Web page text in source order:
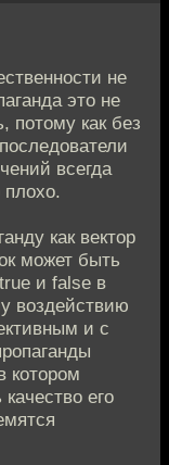
не
это не
потому как без
всегда
плохо.
как вектор
может быть
и false в
воздействию
и с
котором
его